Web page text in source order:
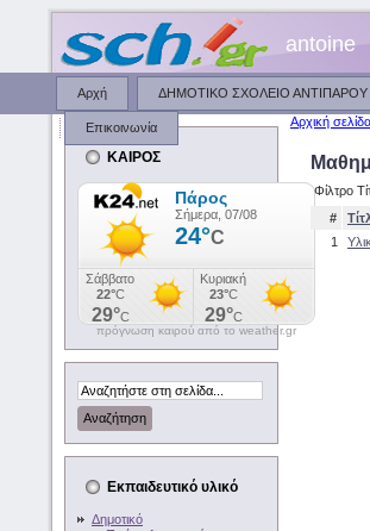
antoine
Αρχή ΔΗΜΟΤΙΚΟ ΣΧΟΛΕΙΟ ΑΝΤΙΠΑΡΟΥ
Επικοινωνία
ΚΑΙΡΟΣ
πρόγνωση καιρού από το weather.gr
Εκπαιδευτικό υλικό
Δημοτικό
Αρχική σελίδα
Φίλτρο
#
1